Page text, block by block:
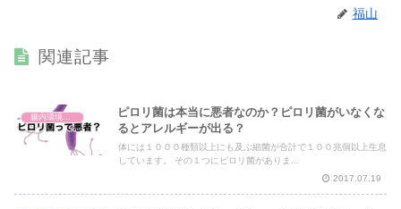
福山
関連記事
ピロリ菌は本当に悪者なのか？ピロリ菌がいなくな
るとアレルギーが出る？
体には１０００種類以上にも及ぶ細菌が合計で１００兆個以上生息
しています。 その１つにピロリ菌がありま...
2017.07.19